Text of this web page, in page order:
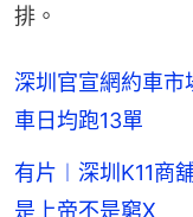
排。
深圳官宣網約車
車日均跑13單
有片︱深圳K11商
是上帝不是窮X